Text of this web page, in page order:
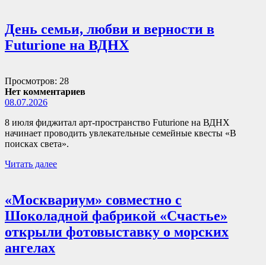
День семьи, любви и верности в
Futurione на ВДНХ
Просмотров: 28
Нет комментариев
08.07.2026
8 июля фиджитал арт-пространство Futurione на ВДНХ
начинает проводить увлекательные семейные квесты «В
поисках света».
Читать далее
«Москвариум» совместно с
Шоколадной фабрикой «Счастье»
открыли фотовыставку о морских
ангелах